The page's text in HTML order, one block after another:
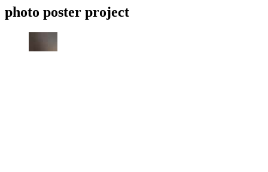
photo poster project